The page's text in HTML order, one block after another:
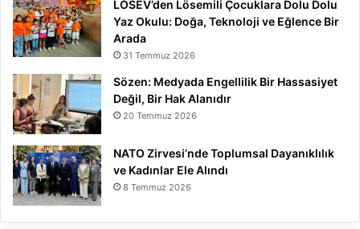
LÖSEV’den Lösemili Çocuklara Dolu Dolu
Yaz Okulu: Doğa, Teknoloji ve Eğlence Bir
Arada
31 Temmuz 2026
Sözen: Medyada Engellilik Bir Hassasiyet
Değil, Bir Hak Alanıdır
20 Temmuz 2026
NATO Zirvesi’nde Toplumsal Dayanıklılık
ve Kadınlar Ele Alındı
8 Temmuz 2026